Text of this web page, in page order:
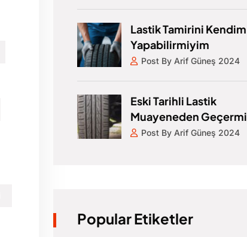
Lastik Tamirini Kendim
Yapabilirmiyim
Post By Arif Güneş 2024
Eski Tarihli Lastik
Muayeneden Geçermi
Post By Arif Güneş 2024
Popular Etiketler